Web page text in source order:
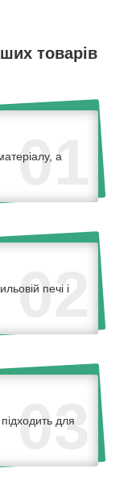
товарів
01
а
02
печі і
03
для